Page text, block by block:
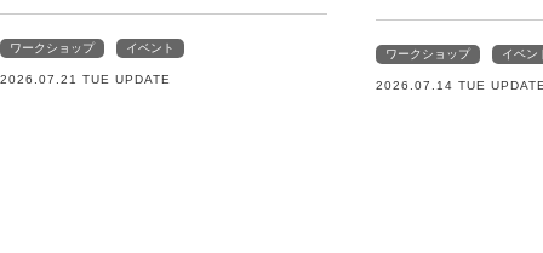
ワークショップ イベント
2026.07.21 TUE UPDATE
ワークショップ イベン
2026.07.14 TUE